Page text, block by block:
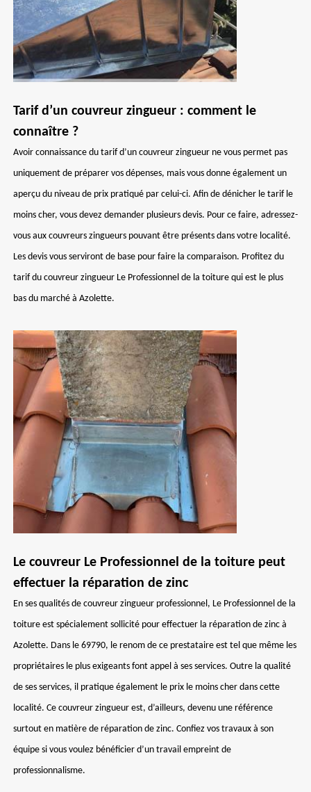
Tarif d’un couvreur zingueur : comment le
connaître ?
Avoir connaissance du tarif d’un couvreur zingueur ne vous permet pas
uniquement de préparer vos dépenses, mais vous donne également un
aperçu du niveau de prix pratiqué par celui-ci. Afin de dénicher le tarif le
moins cher, vous devez demander plusieurs devis. Pour ce faire, adressez-
vous aux couvreurs zingueurs pouvant être présents dans votre localité.
Les devis vous serviront de base pour faire la comparaison. Profitez du
tarif du couvreur zingueur Le Professionnel de la toiture qui est le plus
bas du marché à Azolette.
Le couvreur Le Professionnel de la toiture peut
effectuer la réparation de zinc
En ses qualités de couvreur zingueur professionnel, Le Professionnel de la
toiture est spécialement sollicité pour effectuer la réparation de zinc à
Azolette. Dans le 69790, le renom de ce prestataire est tel que même les
propriétaires le plus exigeants font appel à ses services. Outre la qualité
de ses services, il pratique également le prix le moins cher dans cette
localité. Ce couvreur zingueur est, d’ailleurs, devenu une référence
surtout en matière de réparation de zinc. Confiez vos travaux à son
équipe si vous voulez bénéficier d’un travail empreint de
professionnalisme.